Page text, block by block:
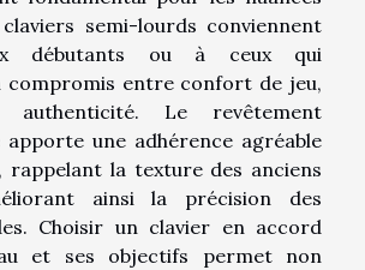
semi-lourds conviennent
débutants ou à ceux qui
compromis entre confort de jeu,
Le revêtement
une adhérence agréable
rappelant la texture des anciens
ainsi la précision des
Choisir un clavier en accord
et ses objectifs permet non